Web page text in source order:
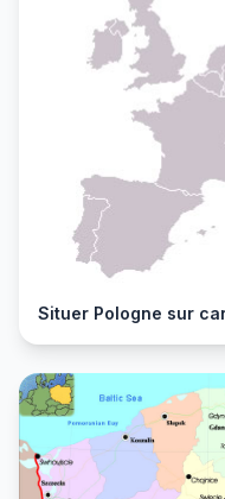
Situer Pologne sur